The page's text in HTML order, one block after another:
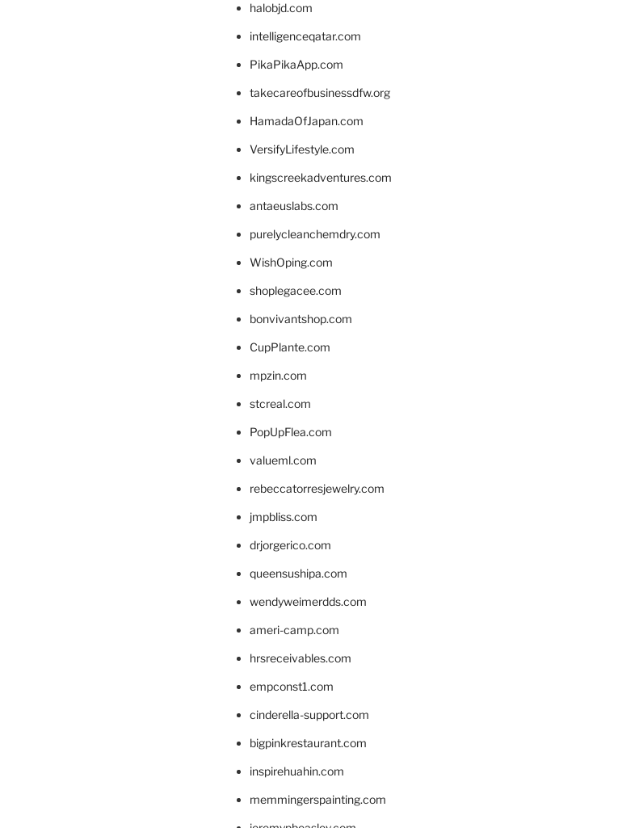
halobjd.com
intelligenceqatar.com
PikaPikaApp.com
takecareofbusinessdfw.org
HamadaOfJapan.com
VersifyLifestyle.com
kingscreekadventures.com
antaeuslabs.com
purelycleanchemdry.com
WishOping.com
shoplegacee.com
bonvivantshop.com
CupPlante.com
mpzin.com
stcreal.com
PopUpFlea.com
valueml.com
rebeccatorresjewelry.com
jmpbliss.com
drjorgerico.com
queensushipa.com
wendyweimerdds.com
ameri-camp.com
hrsreceivables.com
empconst1.com
cinderella-support.com
bigpinkrestaurant.com
inspirehuahin.com
memmingerspainting.com